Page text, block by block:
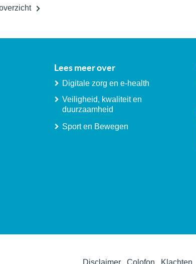
Lees meer over
Digitale zorg en e-health
Veiligheid, kwaliteit en
duurzaamheid
Sport en Bewegen
Disclaimer Colofon Klachten